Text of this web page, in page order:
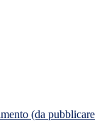
(da pubblicare